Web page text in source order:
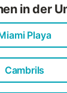
in der
Playa
Cambrils